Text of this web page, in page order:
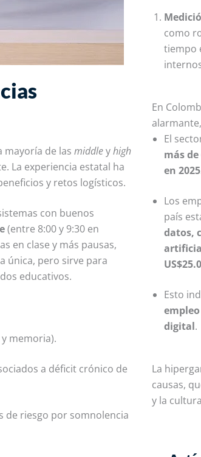
mayoría de las middleyhigh
La experiencia estatal ha
y retos logísticos.
con buenos
(entre 8:00 y 9:30 en
en clase y más pausas,
única, pero sirve para
educativos.
memoria).
a déficit crónico de
de riesgo por somnolencia
como
tiempo
En
El
más
en 2025
Los
país
datos,
Esto
digital.
La
causas,
y la